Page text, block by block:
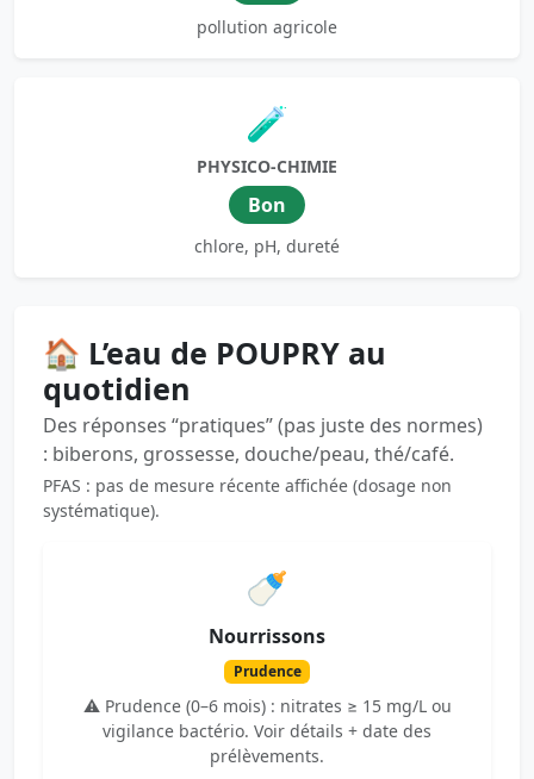
pollution agricole
🧪
PHYSICO-CHIMIE
Bon
chlore, pH, dureté
🏠 L’eau de POUPRY au
quotidien
Des réponses “pratiques” (pas juste des normes)
: biberons, grossesse, douche/peau, thé/café.
PFAS : pas de mesure récente affichée (dosage non
systématique).
🍼
Nourrissons
Prudence
⚠️ Prudence (0–6 mois) : nitrates ≥ 15 mg/L ou
vigilance bactério. Voir détails + date des
prélèvements.